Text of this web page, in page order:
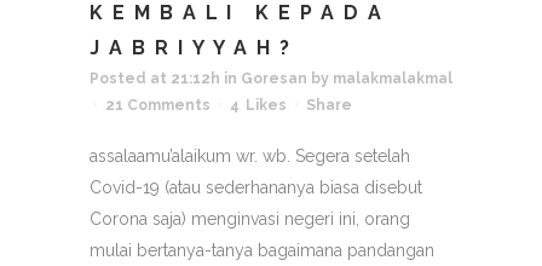
KEMBALI KEPADA
JABRIYYAH?
Posted at 21:12h in Goresan by malakmalakmal
21 Comments
4 Likes Share
assalaamu’alaikum wr. wb. Segera setelah
Covid-19 (atau sederhananya biasa disebut
Corona saja) menginvasi negeri ini, orang
mulai bertanya-tanya bagaimana pandangan